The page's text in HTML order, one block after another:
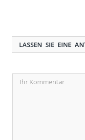
LASSEN SIE EINE